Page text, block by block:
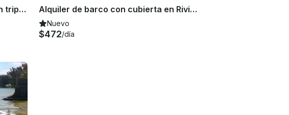
Catamarán NAUTITECH 46 Fly con tripulación en alquiler en Rivière, Mauricio Alquiler de barco con cubierta en Rivière Noire
Nuevo
$472/día